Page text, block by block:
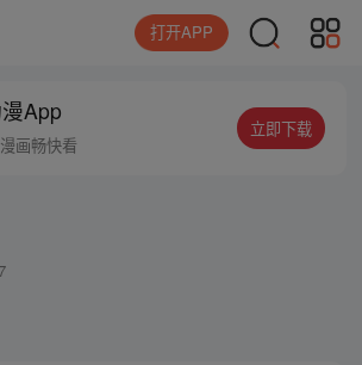
打开APP
App
画畅快看
立即下载